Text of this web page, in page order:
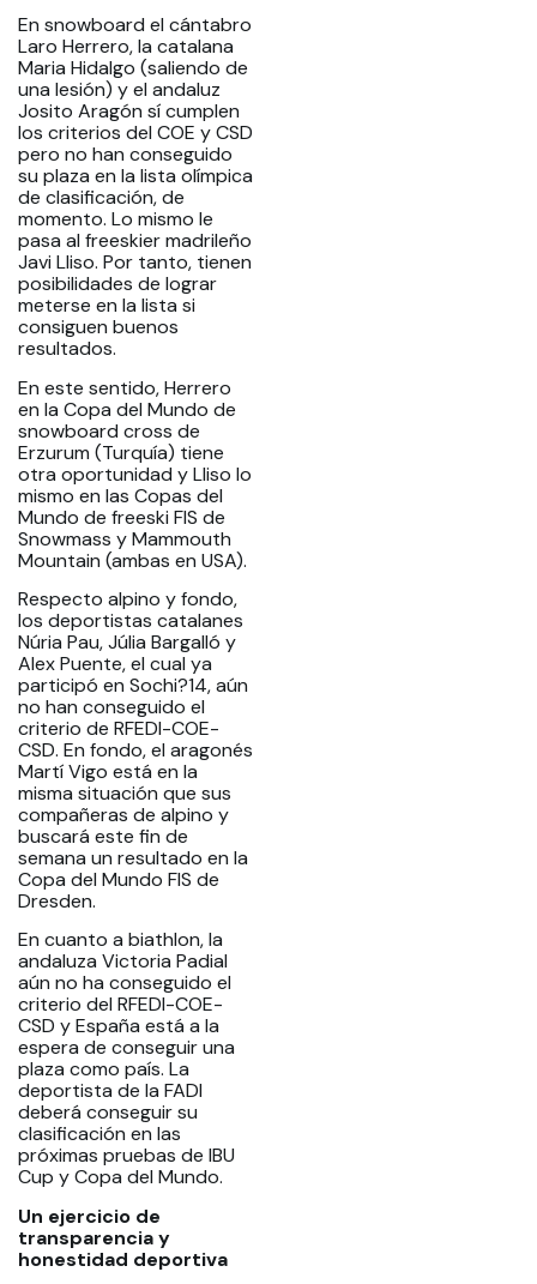
En snowboard el cántabro
Laro Herrero, la catalana
Maria Hidalgo (saliendo de
una lesión) y el andaluz
Josito Aragón sí cumplen
los criterios del COE y CSD
pero no han conseguido
su plaza en la lista olímpica
de clasificación, de
momento. Lo mismo le
pasa al freeskier madrileño
Javi Lliso. Por tanto, tienen
posibilidades de lograr
meterse en la lista si
consiguen buenos
resultados.
En este sentido, Herrero
en la Copa del Mundo de
snowboard cross de
Erzurum (Turquía) tiene
otra oportunidad y Lliso lo
mismo en las Copas del
Mundo de freeski FIS de
Snowmass y Mammouth
Mountain (ambas en USA).
Respecto alpino y fondo,
los deportistas catalanes
Núria Pau, Júlia Bargalló y
Alex Puente, el cual ya
participó en Sochi?14, aún
no han conseguido el
criterio de RFEDI-COE-
CSD. En fondo, el aragonés
Martí Vigo está en la
misma situación que sus
compañeras de alpino y
buscará este fin de
semana un resultado en la
Copa del Mundo FIS de
Dresden.
En cuanto a biathlon, la
andaluza Victoria Padial
aún no ha conseguido el
criterio del RFEDI-COE-
CSD y España está a la
espera de conseguir una
plaza como país. La
deportista de la FADI
deberá conseguir su
clasificación en las
próximas pruebas de IBU
Cup y Copa del Mundo.
Un ejercicio de
transparencia y
honestidad deportiva